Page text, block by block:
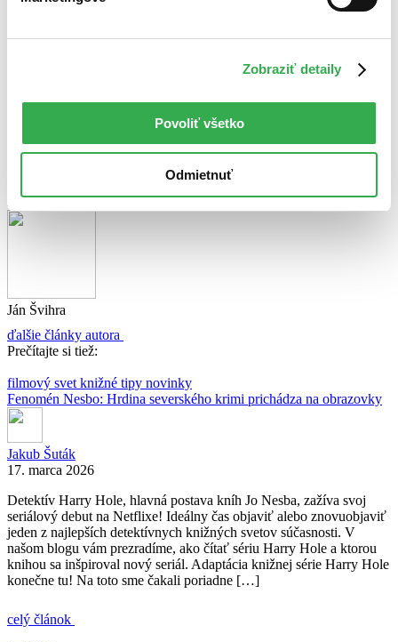
Zobraziť detaily
Povoliť všetko
Odmietnuť
inom než po mieri, rýchlo demobilizovala. Tento stav trval do doby,
svojho suseda na juhu. Ďalej uvidíme postupný rast americkej
histórii USA – vietnamskej vojne. Uvidíme konflikt od jeho samých
zachytená od momentu zoskupenia spojeneckých vojsk.
Ján Švihra
Ján Švihra
ďalšie články autora
Prečítajte si tiež:
filmový svet knižné tipy novinky
Fenomén Nesbo: Hrdina severského krimi prichádza na obrazovky
Jakub Šuták
17. marca 2026
Detektív Harry Hole, hlavná postava kníh Jo Nesba, zažíva svoj
seriálový debut na Netflixe! Ideálny čas objaviť alebo znovuobjaviť
jeden z najlepších detektívnych knižných svetov súčasnosti. V
našom blogu vám prezradíme, ako čítať sériu Harry Hole a ktorou
knihou sa inšpiroval nový seriál. Adaptácia knižnej série Harry Hole
konečne tu! Na toto sme čakali poriadne […]
celý článok